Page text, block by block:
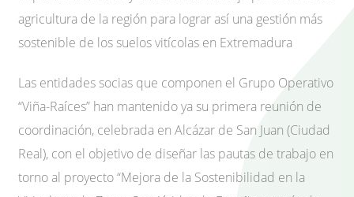
agricultura de la región para lograr así una gestión más
sostenible de los suelos vitícolas en Extremadura
Las entidades socias que componen el Grupo Operativo
“Viña-Raíces” han mantenido ya su primera reunión de
coordinación, celebrada en Alcázar de San Juan (Ciudad
Real), con el objetivo de diseñar las pautas de trabajo en
torno al proyecto “Mejora de la Sostenibilidad en la